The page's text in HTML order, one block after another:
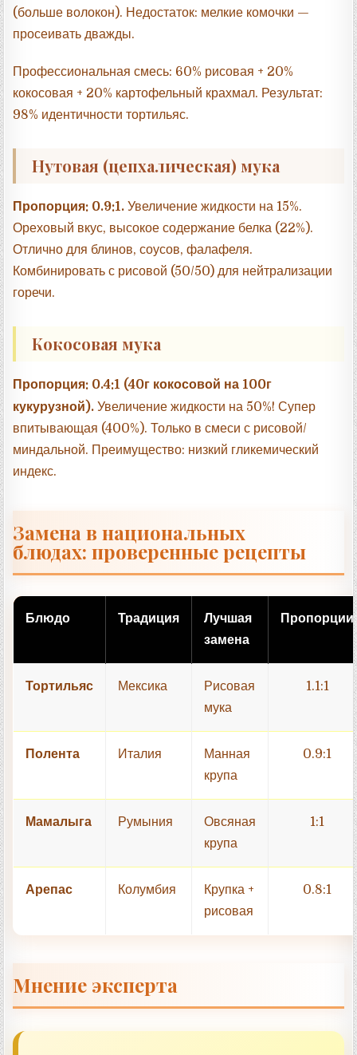
(больше волокон). Недостаток: мелкие комочки —
просеивать дважды.
Профессиональная смесь: 60% рисовая + 20%
кокосовая + 20% картофельный крахмал. Результат:
98% идентичности тортильяс.
Нутовая (цепхалическая) мука
Пропорция: 0.9:1. Увеличение жидкости на 15%.
Ореховый вкус, высокое содержание белка (22%).
Отлично для блинов, соусов, фалафеля.
Комбинировать с рисовой (50/50) для нейтрализации
горечи.
Кокосовая мука
Пропорция: 0.4:1 (40г кокосовой на 100г
кукурузной). Увеличение жидкости на 50%! Супер
впитывающая (400%). Только в смеси с рисовой/
миндальной. Преимущество: низкий гликемический
индекс.
Замена в национальных
блюдах: проверенные рецепты
Блюдо Традиция
Лучшая
замена
Пропорции
Тортильяс Мексика
Рисовая
мука
1.1:1
Полента Италия
Манная
крупа
0.9:1
Мамалыга Румыния
Овсяная
крупа
1:1
Арепас Колумбия
Крупка +
рисовая
0.8:1
Мнение эксперта